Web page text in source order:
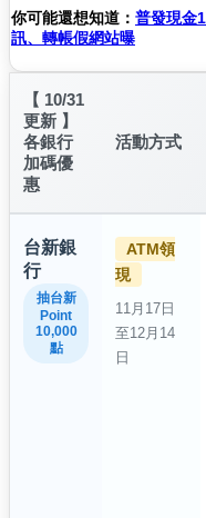
你可能還想知道： 普發現金
訊、轉帳假網站曝
【 10/31
更新 】
各銀行
加碼優
惠
活動方式
台新銀
行
抽台新
Point
10,000
點
ATM領
現
11月17日
至12月14
日